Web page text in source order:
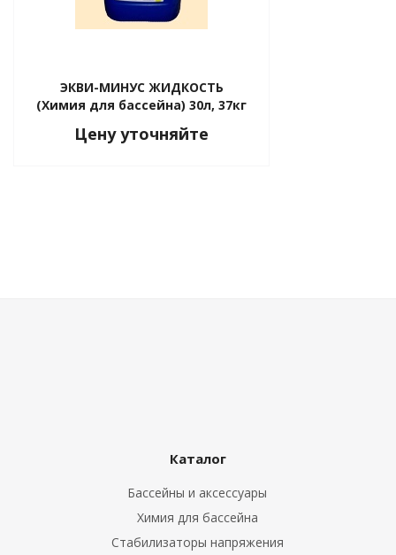
ЭКВИ-МИНУС ЖИДКОСТЬ
(Химия для бассейна) 30л, 37кг
Цену уточняйте
Каталог
Бассейны и аксессуары
Химия для бассейна
Стабилизаторы напряжения